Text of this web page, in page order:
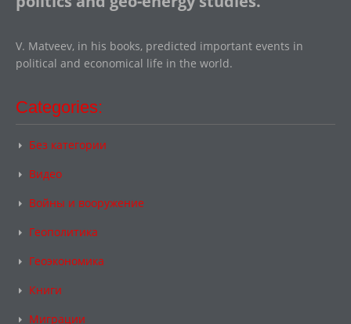
V. Matveev, in his books, predicted important events in
political and economical life in the world.
Categories:
Без категории
Видео
Войны и вооружение
Геополитика
Геоэкономика
Книги
Миграции